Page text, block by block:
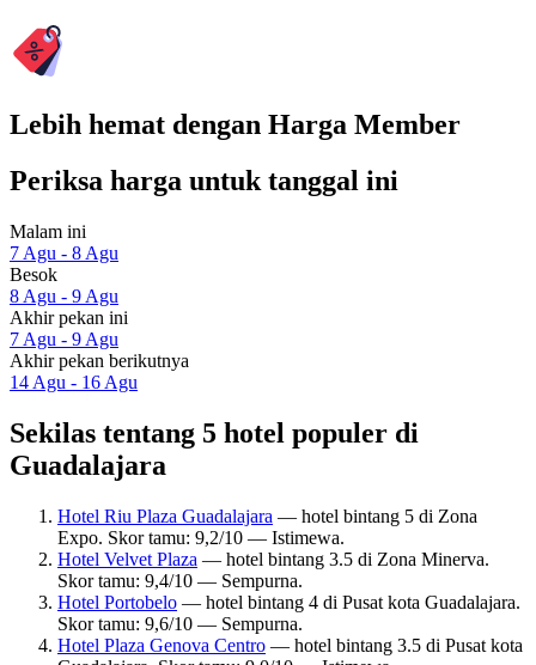
Lebih hemat dengan Harga Member
Periksa harga untuk tanggal ini
Malam ini
7 Agu - 8 Agu
Besok
8 Agu - 9 Agu
Akhir pekan ini
7 Agu - 9 Agu
Akhir pekan berikutnya
14 Agu - 16 Agu
Sekilas tentang 5 hotel populer di
Guadalajara
Hotel Riu Plaza Guadalajara — hotel bintang 5 di Zona
Expo. Skor tamu: 9,2/10 — Istimewa.
Hotel Velvet Plaza — hotel bintang 3.5 di Zona Minerva.
Skor tamu: 9,4/10 — Sempurna.
Hotel Portobelo — hotel bintang 4 di Pusat kota Guadalajara.
Skor tamu: 9,6/10 — Sempurna.
Hotel Plaza Genova Centro — hotel bintang 3.5 di Pusat kota